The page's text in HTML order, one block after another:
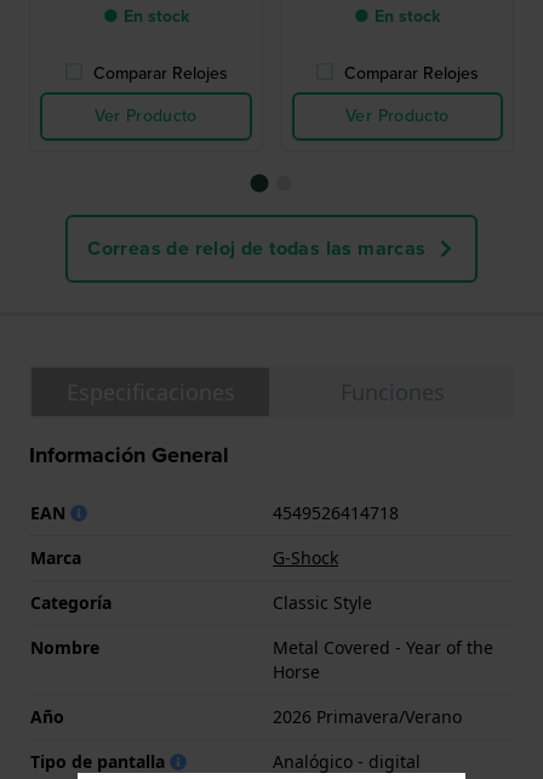
● En stock
Comparar Relojes
Ver Producto
● En stock
Comparar Relojes
Ver Producto
Correas de reloj de todas las marcas
Información General
EAN
4549526414718
Marca
G-Shock
Categoría
Classic Style
Nombre
Metal Covered - Year of the
Horse
Año
2026 Primavera/Verano
Tipo de pantalla
Analógico - digital